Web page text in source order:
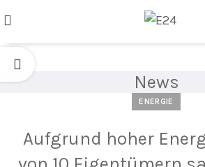
News
ENERGIE
Aufgrund hoher